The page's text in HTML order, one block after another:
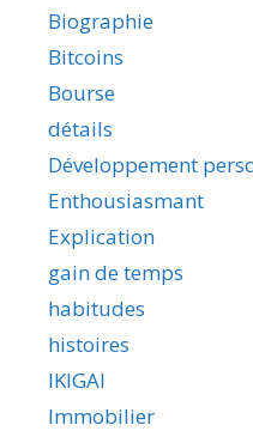
Biographie
Bitcoins
Bourse
détails
Développement
Enthousiasmant
Explication
gain de temps
habitudes
histoires
IKIGAI
Immobilier